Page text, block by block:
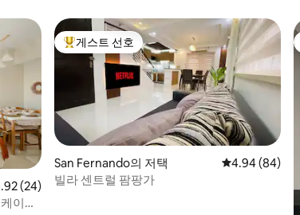
4.92점(5점 만점), 후기 24개
(24)
이션
상위 게스트 선호
게스트 선호
San Fernando의 저택 평점 4.94점(5
4.94 (84)
빌라 센트럴 팜팡가